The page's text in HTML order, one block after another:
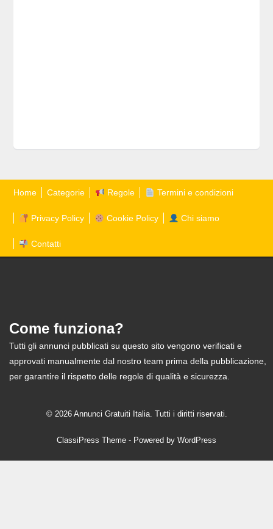
Home Categorie Regole Termini e condizioni
Privacy Policy Cookie Policy Chi siamo
Contatti
Come funziona?
Tutti gli annunci pubblicati su questo sito vengono verificati e
approvati manualmente dal nostro team prima della pubblicazione,
per garantire il rispetto delle regole di qualità e sicurezza.
© 2026 Annunci Gratuiti Italia. Tutti i diritti riservati.
ClassiPress Theme - Powered by WordPress